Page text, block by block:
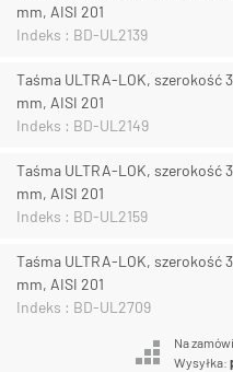
mm, AISI 201
Indeks : BD-UL2139
Taśma ULTRA-LOK, szerokość
mm, AISI 201
Indeks : BD-UL2149
Taśma ULTRA-LOK, szerokość
mm, AISI 201
Indeks : BD-UL2159
Taśma ULTRA-LOK, szerokość
mm, AISI 201
Indeks : BD-UL2709
Na
Wysyłka: